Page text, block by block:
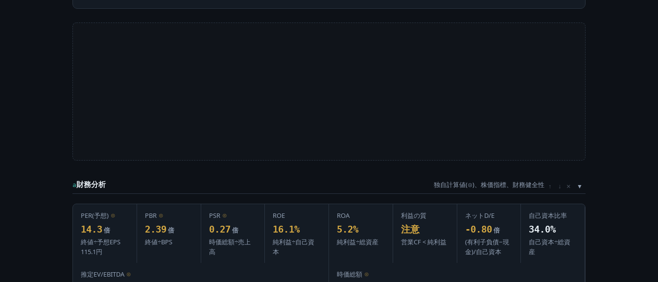
a財務分析 独自計算値(⊙)、株価指標、財務健全性 ↑ ↓ ×
PER(予想) ⊙
14.3 倍
終値÷予想EPS
115.1円
PBR ⊙
2.39 倍
終値÷BPS
PSR ⊙
0.27 倍
時価総額÷売上
高
ROE
16.1%
純利益÷自己資
本
ROA
5.2%
純利益÷総資産
利益の質
注意
営業CF < 純利益
ネットD/E
-0.80 倍
(有利子負債−現
金)/自己資本
自己資本比率
34.0%
自己資本÷総資
産
推定EV/EBITDA ⊙ 時価総額 ⊙